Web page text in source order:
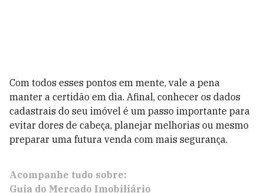
Com todos esses pontos em mente, vale a pena
manter a certidão em dia. Afinal, conhecer os dados
cadastrais do seu imóvel é um passo importante para
evitar dores de cabeça, planejar melhorias ou mesmo
preparar uma futura venda com mais segurança.
Acompanhe tudo sobre:
Guia do Mercado Imobiliário